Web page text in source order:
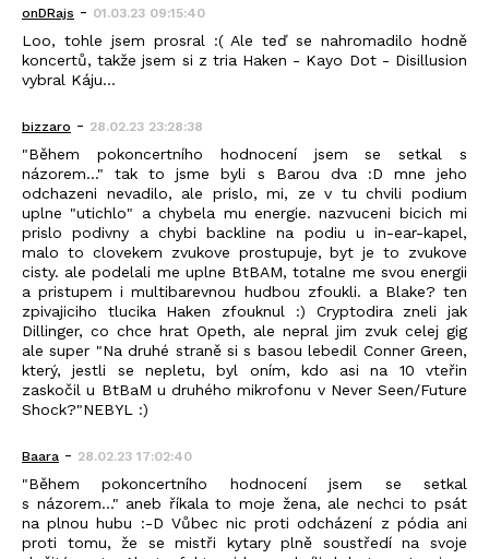
onDRajs - 01.03.23 09:15:40
Loo, tohle jsem prosral :( Ale teď se nahromadilo hodně
koncertů, takže jsem si z tria Haken - Kayo Dot - Disillusion
vybral Káju...
bizzaro - 28.02.23 23:28:38
"Během pokoncertního hodnocení jsem se setkal s
názorem..." tak to jsme byli s Barou dva :D mne jeho
odchazeni nevadilo, ale prislo, mi, ze v tu chvili podium
uplne "utichlo" a chybela mu energie. nazvuceni bicich mi
prislo podivny a chybi backline na podiu u in-ear-kapel,
malo to clovekem zvukove prostupuje, byt je to zvukove
cisty. ale podelali me uplne BtBAM, totalne me svou energii
a pristupem i multibarevnou hudbou zfoukli. a Blake? ten
zpivajiciho tlucika Haken zfouknul :) Cryptodira zneli jak
Dillinger, co chce hrat Opeth, ale nepral jim zvuk celej gig
ale super "Na druhé straně si s basou lebedil Conner Green,
který, jestli se nepletu, byl oním, kdo asi na 10 vteřin
zaskočil u BtBaM u druhého mikrofonu v Never Seen/Future
Shock?"NEBYL :)
Baara - 28.02.23 17:02:40
"Během pokoncertního hodnocení jsem se setkal
s názorem..." aneb říkala to moje žena, ale nechci to psát
na plnou hubu :-D Vůbec nic proti odcházení z pódia ani
proti tomu, že se mistři kytary plně soustředí na svoje